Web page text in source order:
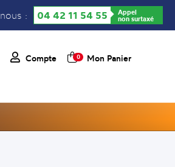
: 04 42 11 54 55 Appel
non surtaxé
Compte 0 Mon Panier